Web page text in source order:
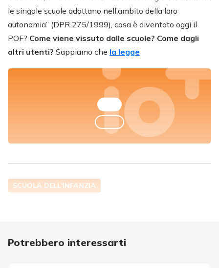
le singole scuole adottano nell’ambito della loro
autonomia” (DPR 275/1999), cosa è diventato oggi il
POF? Come viene vissuto dalle scuole? Come dagli
altri utenti? Sappiamo che la legge
SCUOLA DELL'INFANZIA
Potrebbero interessarti